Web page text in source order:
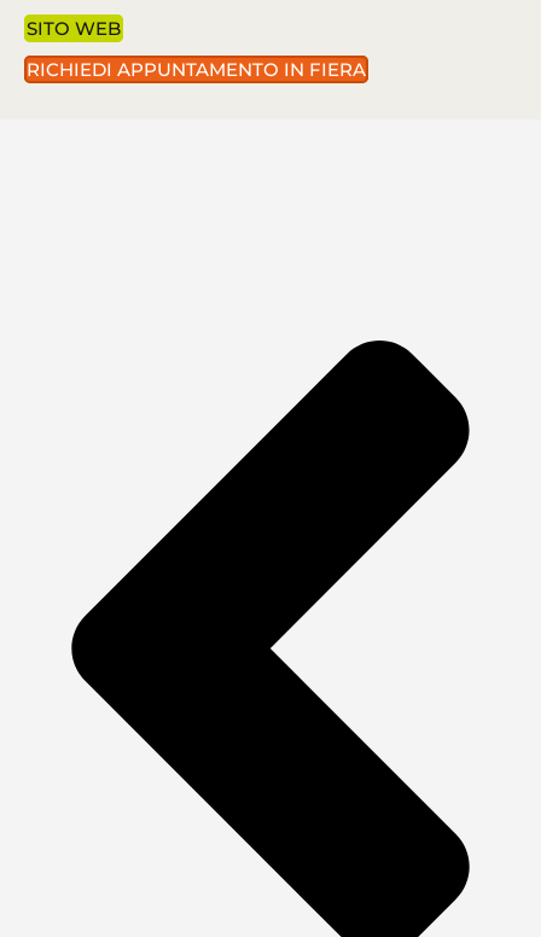
SITO WEB
RICHIEDI APPUNTAMENTO IN FIERA